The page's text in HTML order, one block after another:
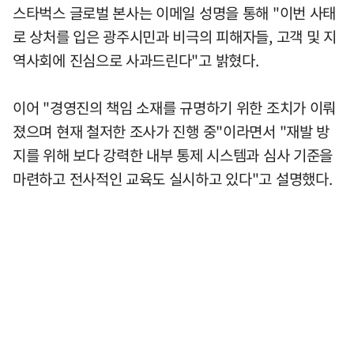
스타벅스 글로벌 본사는 이메일 성명을 통해 "이번 사태
로 상처를 입은 광주시민과 비극의 피해자들, 고객 및 지
역사회에 진심으로 사과드린다"고 밝혔다.
이어 "경영진의 책임 소재를 규명하기 위한 조치가 이뤄
졌으며 현재 철저한 조사가 진행 중"이라면서 "재발 방
지를 위해 보다 강력한 내부 통제 시스템과 심사 기준을
마련하고 전사적인 교육도 실시하고 있다"고 설명했다.